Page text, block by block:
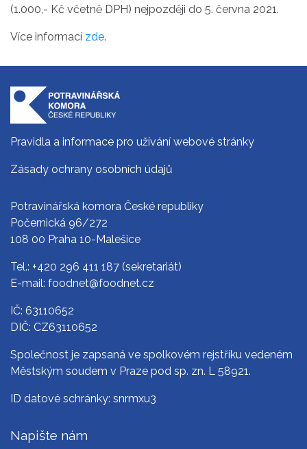
(1.000,- Kč včetně DPH) nejpozději do 5. června 2021.
Více informací zde.
Pravidla a informace pro užívání webové stránky
Zásady ochrany osobních údajů
Potravinářská komora České republiky
Počernická 96/272
108 00 Praha 10-Malešice
Tel.: +420 296 411 187 (sekretariát)
E-mail: foodnet@foodnet.cz
IČ: 63110652
DIČ: CZ63110652
Společnost je zapsaná ve spolkovém rejstříku vedeném
Městským soudem v Praze pod sp. zn. L 58921.
ID datové schránky: snrmxu3
Napište nám